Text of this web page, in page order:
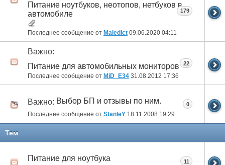
Питание ноутбуков, неотопов, нетбуков в
автомобиле
Последнее сообщение от Maledict 09.06.2020 04:11
179
Важно:
Питание для автомобильных мониторов
Последнее сообщение от MiD_E34 31.08.2012 17:36
22
Важно: Выбор БП и отзывы по ним.
Последнее сообщение от StanleY 18.11.2008 19:29
0
Тем
Питание для ноутбука 11